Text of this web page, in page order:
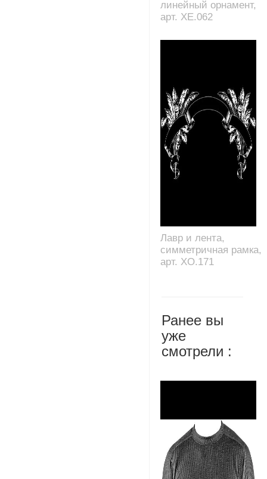
линейный орнамент,
арт. XE.062
Лавр и лента,
симметричная рамка,
арт. XO.171
Ранее вы
уже
смотрели :